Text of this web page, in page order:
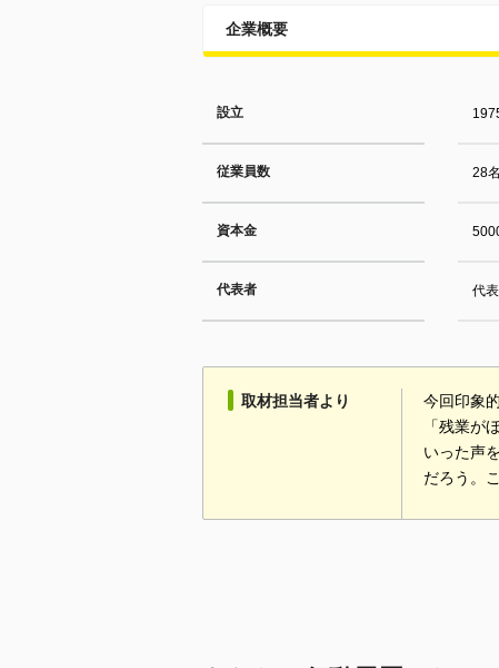
企業概要
設立
従業員数 28名
資本金
代表者 代
取材担当者より
今回印象
「残業が
いった声
だろう。